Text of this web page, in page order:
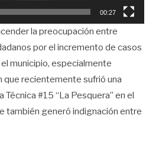
00:27
la preocupación entre
por el incremento de casos
municipio, especialmente
que recientemente sufrió una
Técnica #15 “La Pesquera” en el
también generó indignación entre